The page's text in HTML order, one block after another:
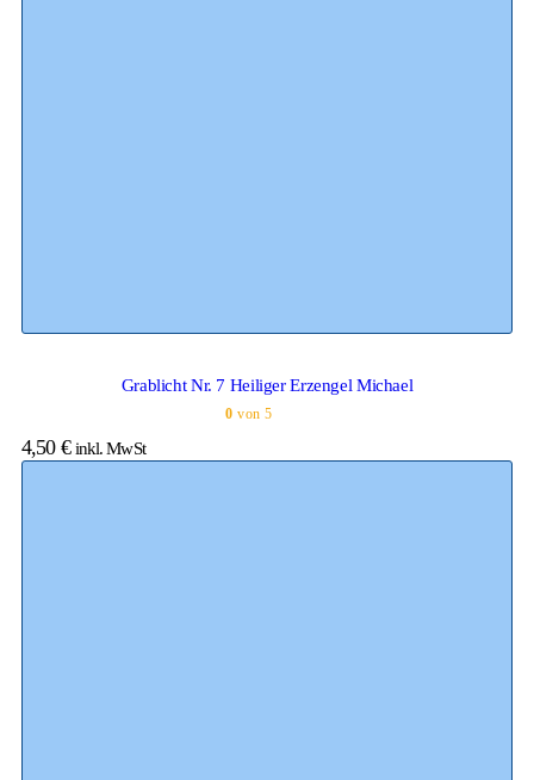
Grablicht Nr. 7 Heiliger Erzengel Michael
0 von 5
4,50 € inkl. MwSt